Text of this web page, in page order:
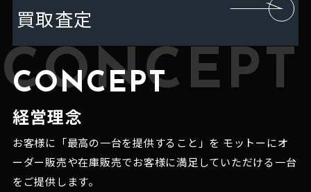
買取査定
CONCEPT
CONCEPT
経営理念
お客様に「最高の一台を提供すること」を モットーにオ
ーダー販売や在庫販売でお客様に満足していただける一台
をご提供します。